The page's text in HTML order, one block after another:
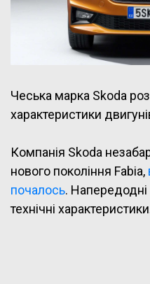
Чеська марка Skoda
характеристики
Компанія Skoda
нового покоління Fabia,
почалось. Напередодні
технічні